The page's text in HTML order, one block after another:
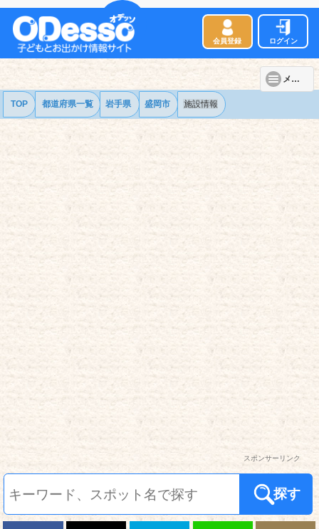
会員登録 ログイン
メニュー
TOP 都道府県一覧 岩手県 盛岡市 施設情報
スポンサーリンク
探す